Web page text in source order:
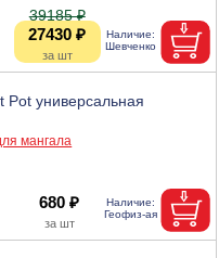
27430 ₽
39185 ₽
Pot универсальная
мангала
680 ₽